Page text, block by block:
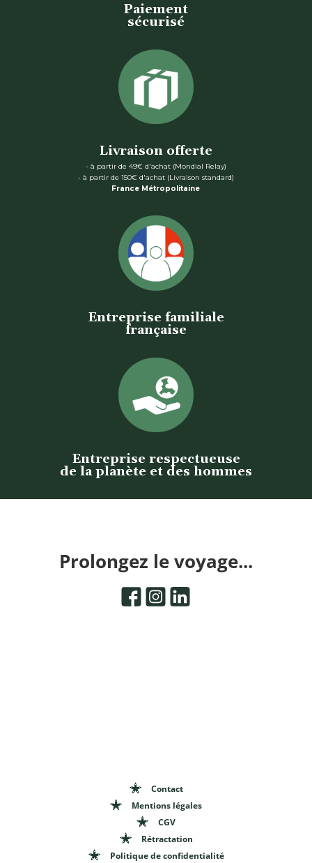
Paiement
sécurisé
Livraison offerte
- à partir de 49€ d'achat (Mondial Relay)
- à partir de 150€ d'achat (Livraison standard)
France Métropolitaine
Entreprise familiale
française
Entreprise respectueuse
de la planète et des hommes
Prolongez le voyage...
Contact
Mentions légales
CGV
Rétractation
Politique de confidentialité